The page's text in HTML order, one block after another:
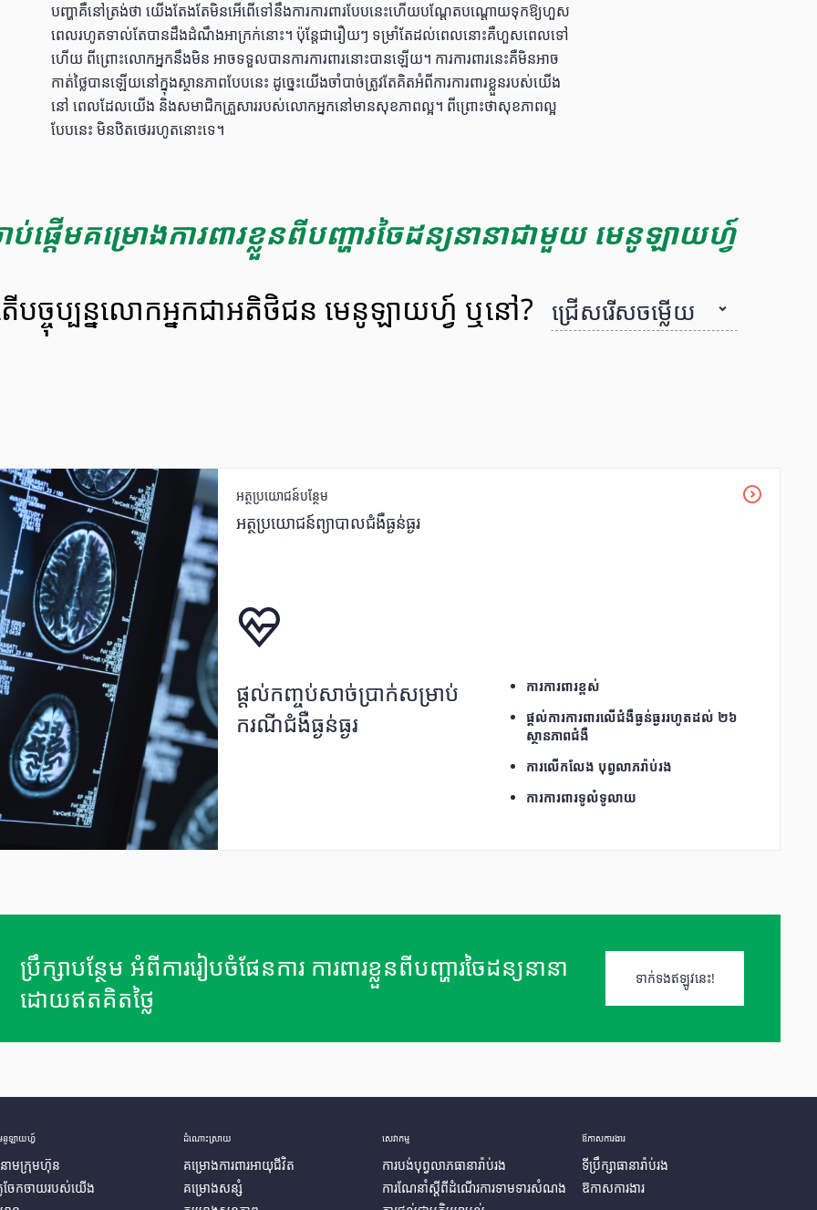
បញ្ហាគឺនៅត្រង់ថា យើងតែងតែមិនអើពើទៅនឹងការការពារបែបនេះហើយបណ្ដែតបណ្ដោយទុកឱ្យហួស
ពេលរហូតទាល់តែបានដឹងដំណឹងអាក្រក់នោះ។ ប៉ុន្តែជារឿយៗ ទម្រាំតែដល់ពេលនោះគឺហួសពេលទៅ
ហើយ ពីព្រោះលោកអ្នកនឹងមិន អាចទទួលបានការការពារនោះបានឡើយ។ ការការពារនេះគឺមិនអាច
កាត់ថ្លៃបានឡើយនៅក្នុងស្ថានភាពបែបនេះ ដូច្នេះយើងចាំបាច់ត្រូវតែគិតអំពីការការពារខ្លួនរបស់យើង
នៅ ពេលដែលយើង និងសមាជិកគ្រួសាររបស់លោកអ្នកនៅមានសុខភាពល្អ។ ពីព្រោះថាសុខភាពល្អ
បែបនេះ មិនឋិតថេររហូតនោះទេ។
ប់ផ្ដើមគម្រោងការពារខ្លួនពីបញ្ហារចៃដន្យនានាជាមួយ មេនូឡាយហ្វ៍
ើបច្ចុប្បន្នលោកអ្នកជាអតិថិជន មេនូឡាយហ្វ៍ ឬនៅ? ជ្រើសរើសចម្លើយ
អត្ថប្រយោជន៍បន្ថែម
អត្ថប្រយោជន៍ព្យាបាលជំងឺធ្ងន់ធ្ងរ
ផ្ដល់កញ្ចប់សាច់ប្រាក់សម្រាប់
ករណីជំងឺធ្ងន់ធ្ងរ
ការការពារខ្ពស់
ផ្តល់ការការពារលើជំងឺធ្ងន់ធ្ងររហូតដល់ ២៦
ស្ថានភាពជំងឺ
ការលើកលែង បុព្វលាភរ៉ាប់រង
ការការពារទូលំទូលាយ
ប្រឹក្សាបន្ថែម អំពីការរៀបចំផែនការ ការពារខ្លួនពីបញ្ហារចៃដន្យនានា
ដោយឥតគិតថ្លៃ
ទាក់ទងឥឡូវនេះ!
នូឡាយហ្វ៍
នាមក្រុមហ៊ុន
ចែកចាយរបស់យើង
ដំណោះស្រាយ
គម្រោងការពារអាយុជីវិត
គម្រោងសន្សំ
សេវាកម្ម
ការបង់បុព្វលាភធានារ៉ាប់រង
ការណែនាំស្តីពីដំណើរការទាមទារសំណង
ឪកាសការងារ
ទីប្រឹក្សាធានារ៉ាប់រង
ឱកាសការងារ